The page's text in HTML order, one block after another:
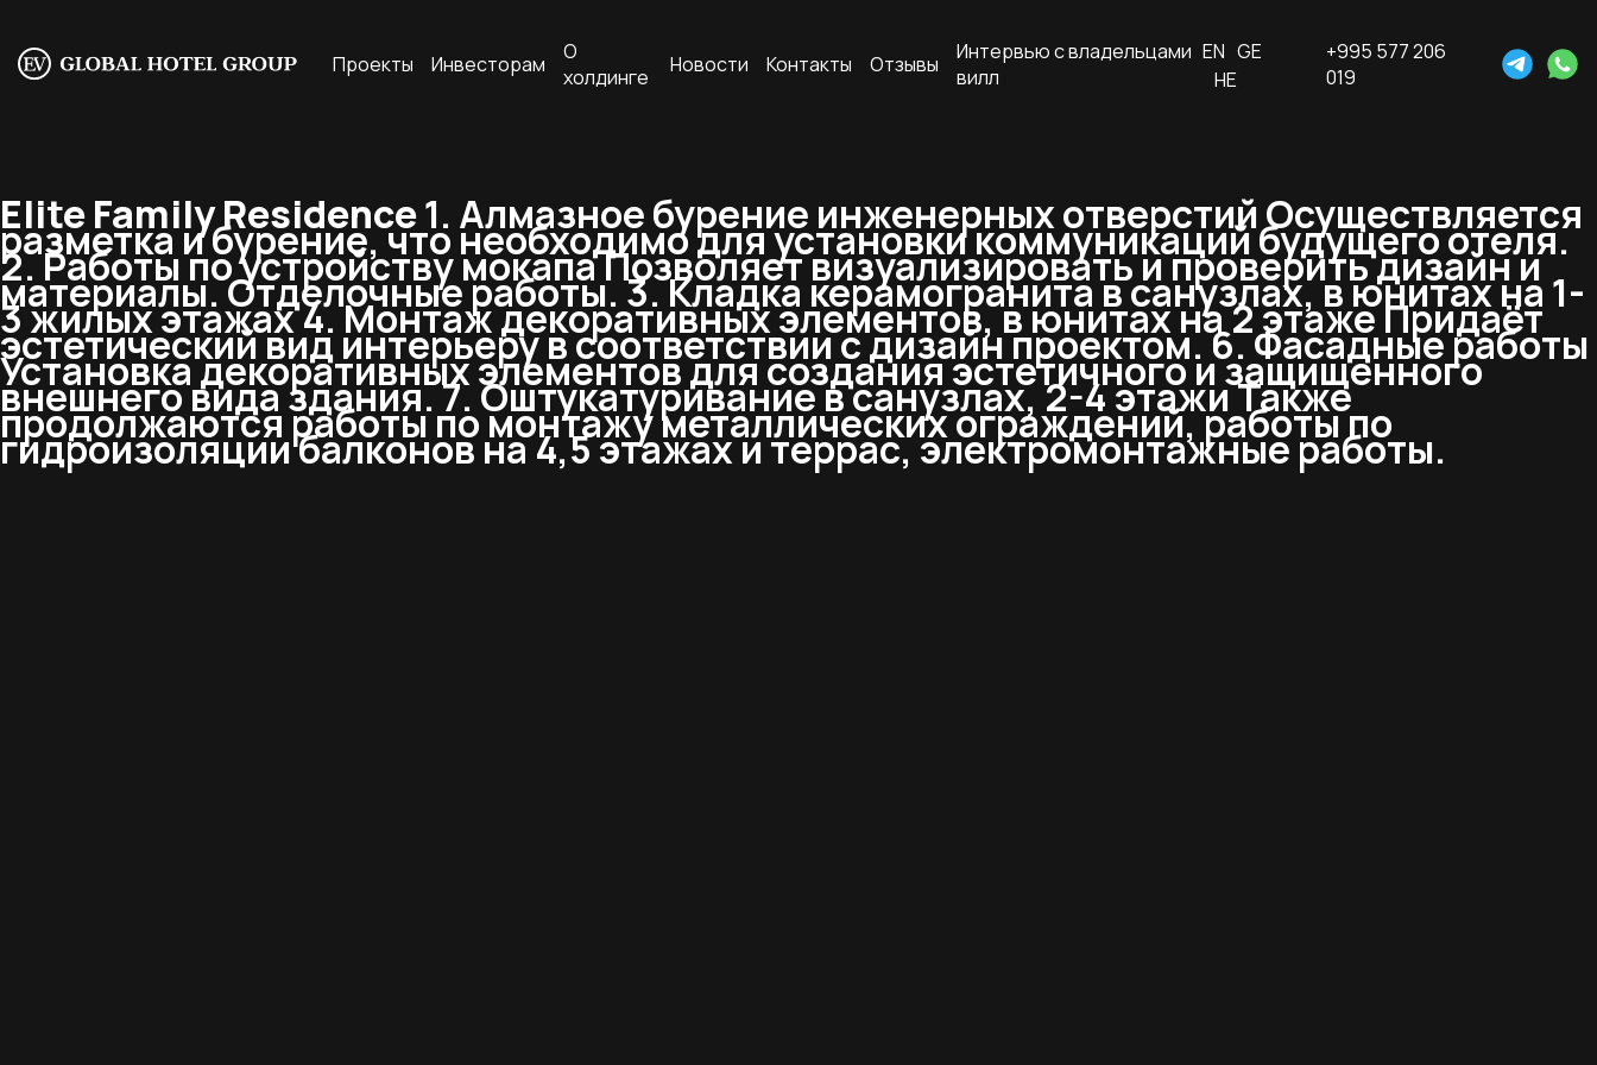
Проекты Инвесторам
О
холдинге
Новости Контакты Отзывы
Интервью с владельцами
вилл
EN GE
HE
+995 577 206
019
Elite Family Residence1. Алмазное бурение инженерных отверстий Осуществляется
разметка и бурение, что необходимо для установки коммуникаций будущего отеля.
2. Работы по устройству мокапа Позволяет визуализировать и проверить дизайн и
материалы. Отделочные работы. 3. Кладка керамогранита в санузлах, в юнитах на 1-
3 жилых этажах 4. Монтаж декоративных элементов, в юнитах на 2 этаже Придаёт
эстетический вид интерьеру в соответствии с дизайн проектом. 6. Фасадные работы
Установка декоративных элементов для создания эстетичного и защищенного
внешнего вида здания. 7. Оштукатуривание в санузлах, 2-4 этажи Также
продолжаются работы по монтажу металлических ограждений, работы по
гидроизоляции балконов на 4,5 этажах и террас, электромонтажные работы.